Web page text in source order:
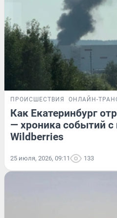
ПРОИСШЕСТВИЯ ОНЛАЙН-
Как Екатеринбург
— хроника событий
Wildberries
25 июля, 2026, 09:11 133